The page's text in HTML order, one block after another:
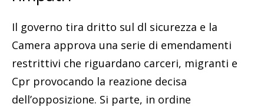
Il governo tira dritto sul dl sicurezza e la
Camera approva una serie di emendamenti
restrittivi che riguardano carceri, migranti e
Cpr provocando la reazione decisa
dell’opposizione. Si parte, in ordine